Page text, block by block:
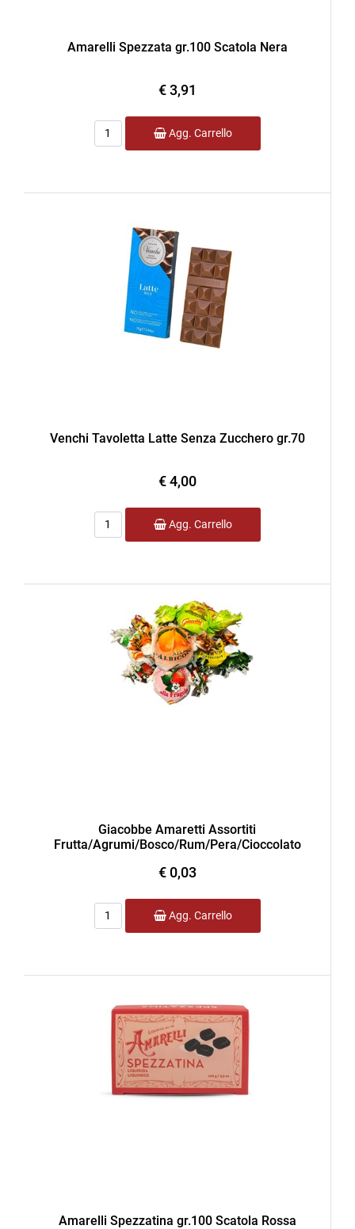
Amarelli Spezzata gr.100 Scatola Nera
€ 3,91
Quantità
Agg. Carrello
Venchi Tavoletta Latte Senza Zucchero gr.70
€ 4,00
Quantità
Agg. Carrello
Giacobbe Amaretti Assortiti
Frutta/Agrumi/Bosco/Rum/Pera/Cioccolato
€ 0,03
Quantità
Agg. Carrello
Amarelli Spezzatina gr.100 Scatola Rossa